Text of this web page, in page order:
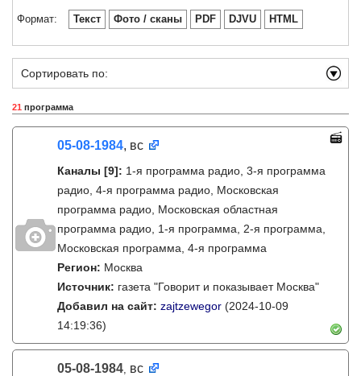
Формат: Текст Фото / сканы PDF DJVU HTML
Сортировать по:
21 программа
05-08-1984, вс
Каналы [9]: 1-я программа радио, 3-я программа
радио, 4-я программа радио, Московская
программа радио, Московская областная
программа радио, 1-я программа, 2-я программа,
Московская программа, 4-я программа
Регион: Москва
Источник: газета "Говорит и показывает Москва"
Добавил на сайт: zajtzewegor (2024-10-09
14:19:36)
05-08-1984, вс